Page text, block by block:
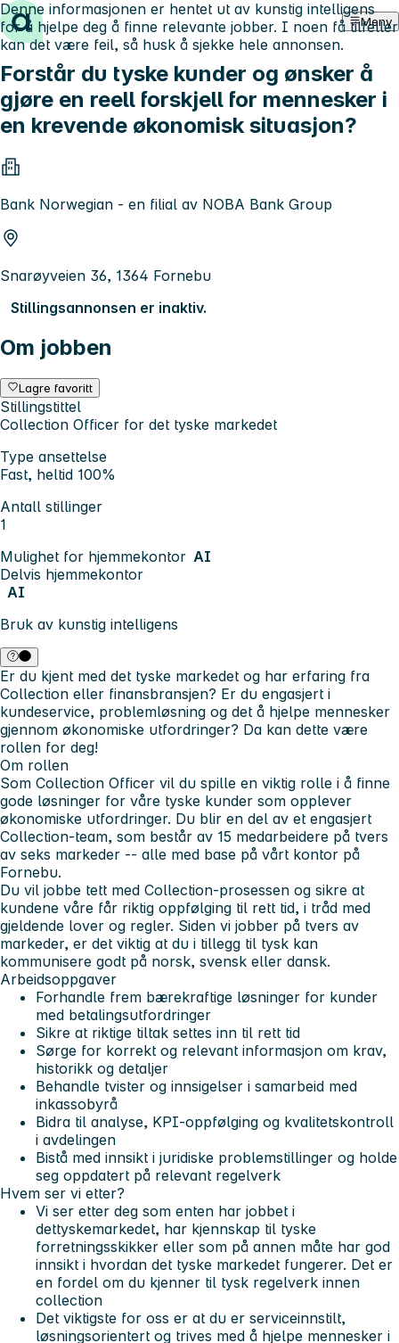
Hopp til innhold Meny
Forstår du tyske kunder og ønsker å
gjøre en reell forskjell for mennesker i
en krevende økonomisk situasjon?
Bank Norwegian - en filial av NOBA Bank Group
Snarøyveien 36, 1364 Fornebu
Stillingsannonsen er inaktiv.
Om jobben
Lagre favoritt
Stillingstittel
Collection Officer for det tyske markedet
Type ansettelse
Fast, heltid 100%
Antall stillinger
1
Mulighet for hjemmekontor AI
Delvis hjemmekontor
AI
Bruk av kunstig intelligens
Denne informasjonen er hentet ut av kunstig intelligens
for å hjelpe deg å finne relevante jobber. I noen få tilfeller
kan det være feil, så husk å sjekke hele annonsen.
Er du kjent med det tyske markedet og har erfaring fra
Collection eller finansbransjen? Er du engasjert i
kundeservice, problemløsning og det å hjelpe mennesker
gjennom økonomiske utfordringer? Da kan dette være
rollen for deg!
Om rollen
Som Collection Officer vil du spille en viktig rolle i å finne
gode løsninger for våre tyske kunder som opplever
økonomiske utfordringer. Du blir en del av et engasjert
Collection-team, som består av 15 medarbeidere på tvers
av seks markeder -- alle med base på vårt kontor på
Fornebu.
Du vil jobbe tett med Collection-prosessen og sikre at
kundene våre får riktig oppfølging til rett tid, i tråd med
gjeldende lover og regler. Siden vi jobber på tvers av
markeder, er det viktig at du i tillegg til tysk kan
kommunisere godt på norsk, svensk eller dansk.
Arbeidsoppgaver
Forhandle frem bærekraftige løsninger for kunder
med betalingsutfordringer
Sikre at riktige tiltak settes inn til rett tid
Sørge for korrekt og relevant informasjon om krav,
historikk og detaljer
Behandle tvister og innsigelser i samarbeid med
inkassobyrå
Bidra til analyse, KPI-oppfølging og kvalitetskontroll
i avdelingen
Bistå med innsikt i juridiske problemstillinger og holde
seg oppdatert på relevant regelverk
Hvem ser vi etter?
Vi ser etter deg som enten har jobbet i
dettyskemarkedet, har kjennskap til tyske
forretningsskikker eller som på annen måte har god
innsikt i hvordan det tyske markedet fungerer. Det er
en fordel om du kjenner til tysk regelverk innen
collection
Det viktigste for oss er at du er serviceinnstilt,
løsningsorientert og trives med å hjelpe mennesker i